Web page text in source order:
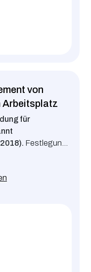
von
Arbeitsplatz
für
Festlegung
des
(Inspection